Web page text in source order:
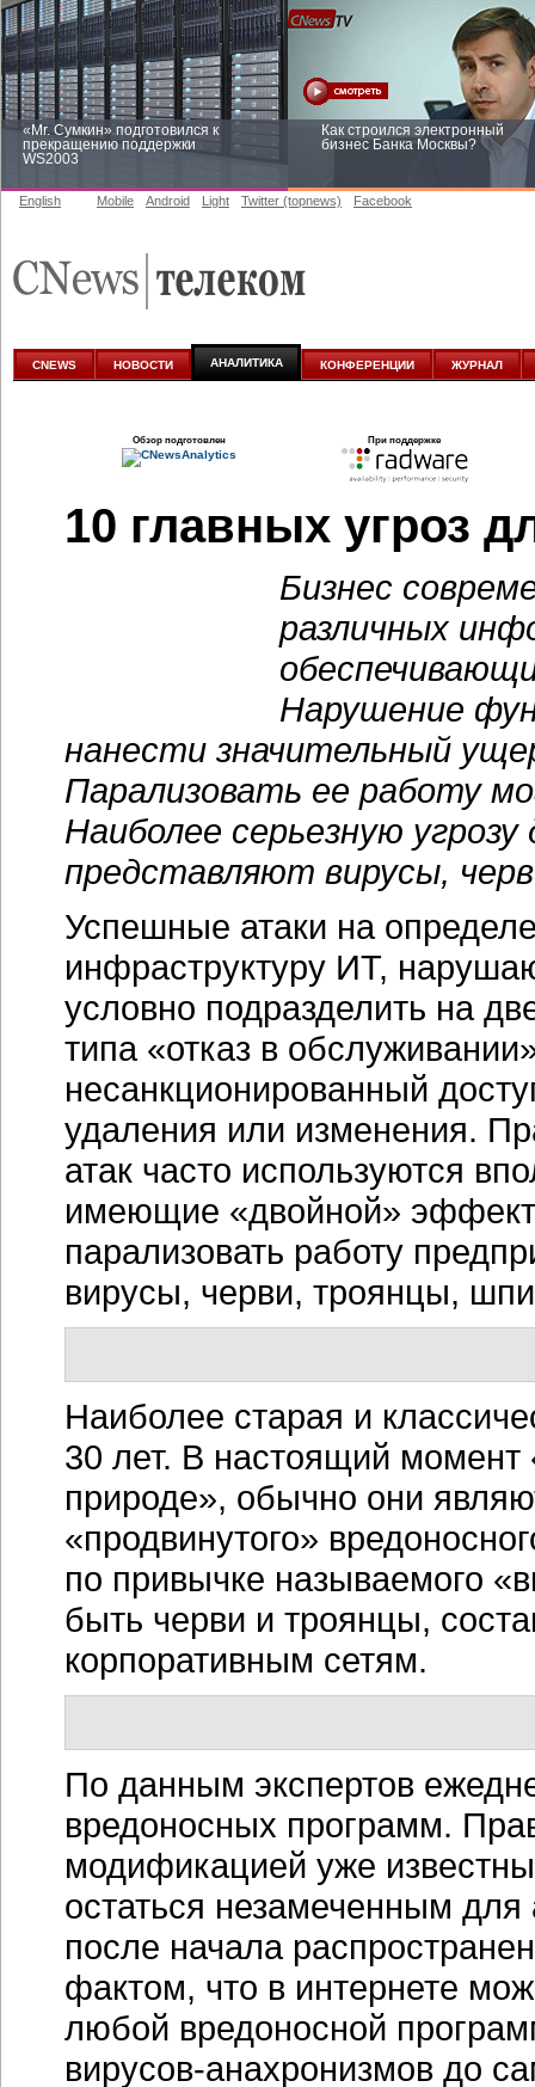
«Mr. Сумкин» подготовился к
прекращению поддержки
WS2003
Как строился электронный
бизнес Банка Москвы?
аналитике
English Mobile Android Light Twitter (topnews) Facebook
CNEWS НОВОСТИ АНАЛИТИКА КОНФЕРЕНЦИИ ЖУРНАЛ
Обзор подготовлен При поддержке
10 главных угроз
Бизнес
различных
Нарушение
нанести значительный
Парализовать ее работу
Наиболее серьезную угрозу
представляют вирусы,
Успешные атаки на
инфраструктуру ИТ,
условно подразделить на
типа «отказ в
несанкционированный
удаления или изменения.
атак часто используются
имеющие «двойной»
парализовать работу
вирусы, черви, троянцы,
Наиболее старая и
30 лет. В настоящий момент
природе», обычно они
«продвинутого»
по привычке называемого
быть черви и троянцы,
корпоративным сетям.
По данным экспертов
вредоносных программ.
модификацией уже
остаться незамеченным для
после начала
фактом, что в интернете
любой вредоносной
вирусов-анахронизмов до